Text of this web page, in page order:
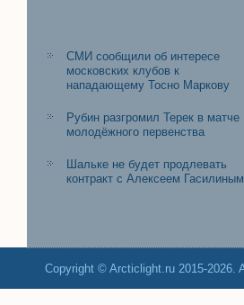
СМИ сообщили об интересе
московских клубов к
нападающему Тосно Маркову
Рубин разгромил Терек в матче
молодёжного первенства
Шальке не будет продлевать
контракт с Алексеем Гасилиным
Copyright © Arcticlight.ru 2015-2026.